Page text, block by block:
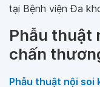
tại Bệnh viện Đa
Phẫu thuật
chấn
Phẫu thuật nội soi